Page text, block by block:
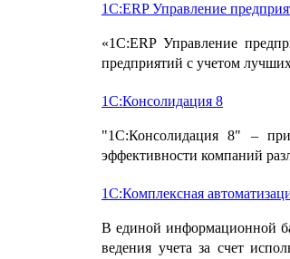
1С:ERP Управление
«1С:ERP Управление
предприятий с учетом
1С:Консолидация 8
"1С:Консолидация 8" –
эффективности компаний
1С:Комплексная
В единой информационной
ведения учета за счет